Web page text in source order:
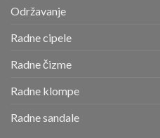
Održavanje
Radne cipele
Radne čizme
Radne klompe
Radne sandale